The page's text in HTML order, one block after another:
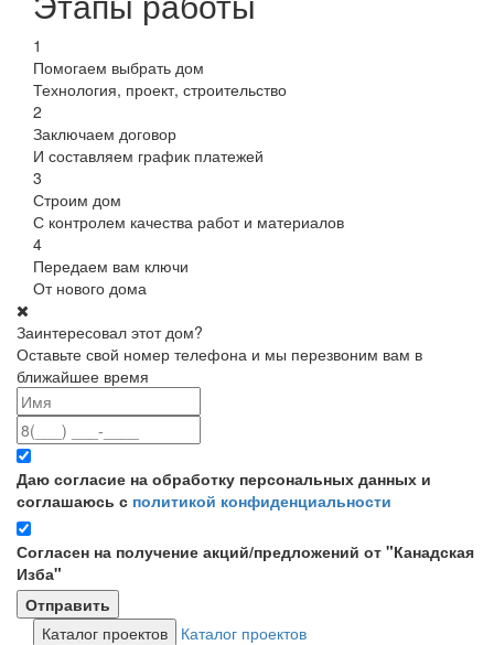
1
Помогаем выбрать дом
Технология, проект, строительство
2
Заключаем договор
И составляем график платежей
3
Строим дом
С контролем качества работ и материалов
4
Передаем вам ключи
От нового дома
Заинтересовал этот дом?
Оставьте свой номер телефона и мы перезвоним вам в
ближайшее время
Даю согласие на обработку персональных данных и
соглашаюсь с политикой конфиденциальности
Согласен на получение акций/предложений от "Канадская
Изба"
Каталог проектов
Каталог проектов